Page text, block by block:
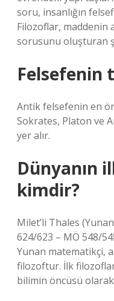
soru, insanlığın
Filozoflar, maddenin
sorusunu oluşturan
Felsefenin
Antik felsefenin en
Sokrates, Platon ve
yer alır.
Dünyanın
kimdir?
Milet’li Thales
624/623 – MÖ 548/
Yunan matematikçi,
filozoftur. İlk
bilimin öncüsü